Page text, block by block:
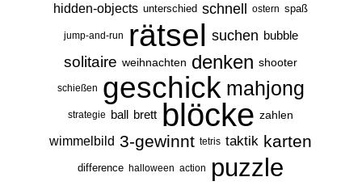
hidden-objects unterschied schnell ostern spaß
jump-and-run rätsel suchen bubble
solitaire weihnachten denken shooter
schießen geschick mahjong
strategie ball brett blöcke zahlen
wimmelbild 3-gewinnt tetris taktik karten
difference halloween action puzzle